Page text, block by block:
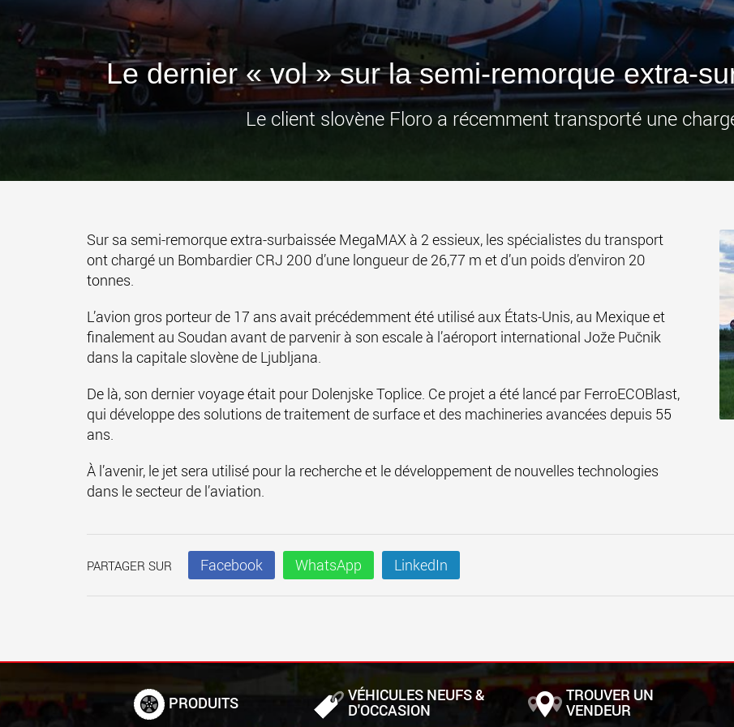
des
États-
Le dernier « vol » sur la semi-remorque extra-
Le client slovène Floro a récemment transporté une
Sur sa semi-remorque extra-surbaissée MegaMAX à 2 essieux, les spécialistes du transport
ont chargé un Bombardier CRJ 200 d’une longueur de 26,77 m et d’un poids d’environ 20
tonnes.
L’avion gros porteur de 17 ans avait précédemment été utilisé aux États-Unis, au Mexique et
finalement au Soudan avant de parvenir à son escale à l’aéroport international Jože Pučnik
dans la capitale slovène de Ljubljana.
De là, son dernier voyage était pour Dolenjske Toplice. Ce projet a été lancé par FerroECOBlast,
qui développe des solutions de traitement de surface et des machineries avancées depuis 55
ans.
À l’avenir, le jet sera utilisé pour la recherche et le développement de nouvelles technologies
dans le secteur de l’aviation.
PARTAGER SUR Facebook WhatsApp LinkedIn
PRODUITS VÉHICULES NEUFS &
D'OCCASION
TROUVER UN
VENDEUR